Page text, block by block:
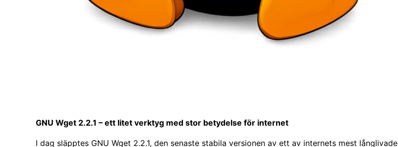
GNU Wget 2.2.1 – ett litet verktyg med stor betydelse för internet
I dag släpptes GNU Wget 2.2.1, den senaste stabila versionen av ett av internets mest långlivade